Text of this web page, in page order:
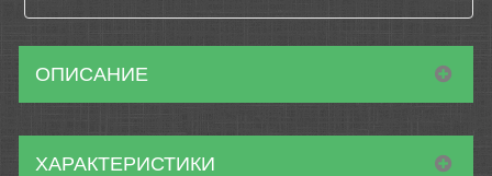
ОПИСАНИЕ
ХАРАКТЕРИСТИКИ